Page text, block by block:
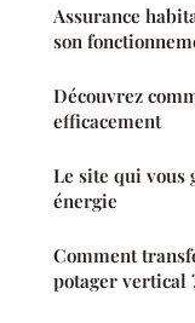
Assurance
son
Découvrez
efficacement
Le site qui vous
énergie
Comment
potager vertical